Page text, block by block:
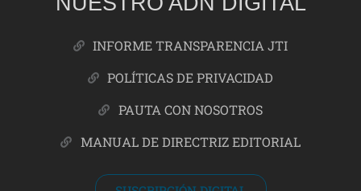
INFORME TRANSPARENCIA JTI
POLÍTICAS DE PRIVACIDAD
PAUTA CON NOSOTROS
MANUAL DE DIRECTRIZ EDITORIAL